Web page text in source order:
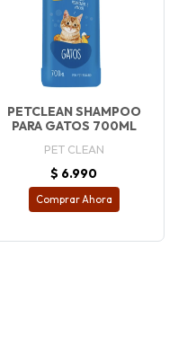
PETCLEAN SHAMPOO
PARA GATOS 700ML
PET CLEAN
$ 6.990
Comprar Ahora